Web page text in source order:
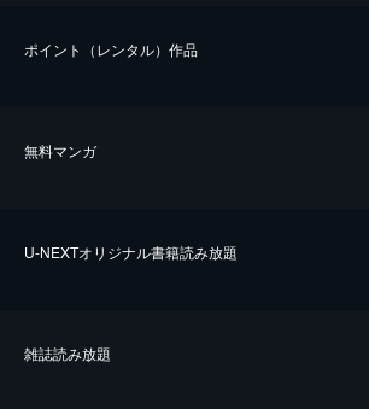
ポイント（レンタル）作品
無料マンガ
U-NEXTオリジナル書籍読み放題
雑誌読み放題